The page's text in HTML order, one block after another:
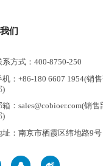
们
系方式：400-8750-250
机：+86-180 6607 1954(销
)
箱：sales@cobioer.com(销
)
址：南京市栖霞区纬地路9号